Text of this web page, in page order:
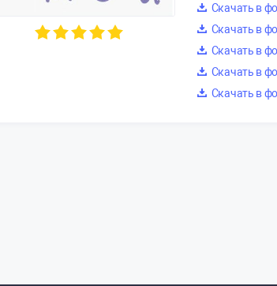
Скачать в
Скачать в
Скачать в
Скачать в
Скачать в